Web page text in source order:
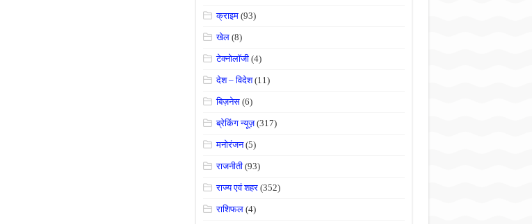
क्राइम (93)
खेल (8)
टेक्नोलॉजी (4)
देश – विदेश(11)
बिज़नेस (6)
ब्रेकिंग न्यूज़(317)
मनोरंजन(5)
राजनीती (93)
राज्य एवं शहर (352)
राशिफल (4)